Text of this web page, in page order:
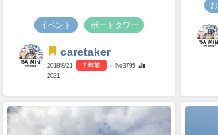
イベント ポートタワー
caretaker
2018/8/21 7 年前
- №3795
2031